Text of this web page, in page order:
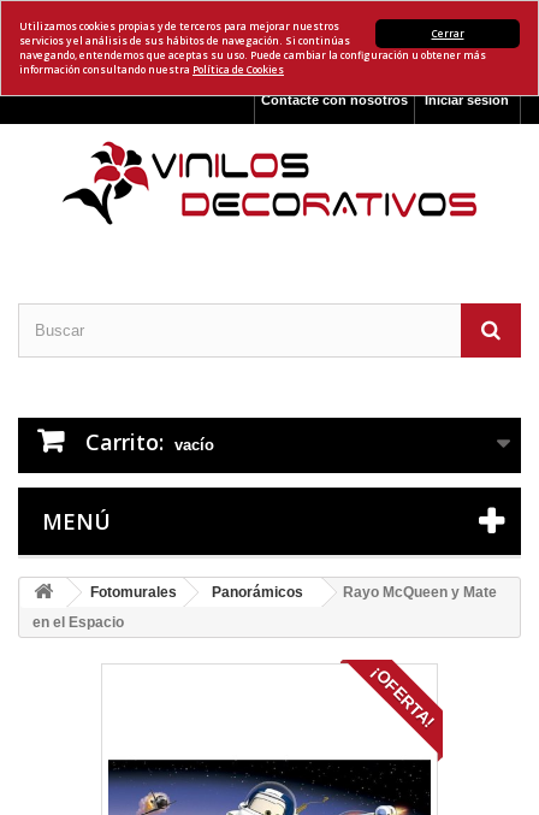
Cerrar
Utilizamos cookies propias y de terceros para mejorar nuestros
servicios y el análisis de sus hábitos de navegación. Si continúas
navegando, entendemos que aceptas su uso. Puede cambiar la configuración u obtener más
información consultando nuestra Política de Cookies
Iniciar sesión
Contacte con nosotros
Carrito: vacío
MENÚ
Fotomurales Panorámicos
Rayo McQueen y Mate
en el Espacio
¡OFERTA!